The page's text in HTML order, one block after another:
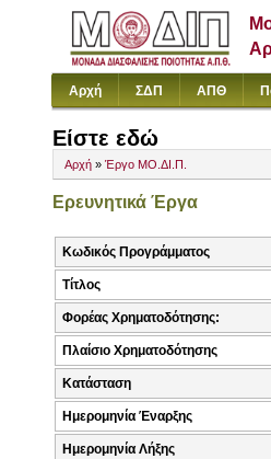
Αρχή ΣΔΠ ΑΠΘ
Είστε εδώ
Αρχή » Έργο ΜΟ.ΔΙ.Π.
Ερευνητικά Έργα
Κωδικός Προγράμματος
Τίτλος
Φορέας Χρηματοδότησης:
Πλαίσιο Χρηματοδότησης
Κατάσταση
Ημερομηνία Έναρξης
Ημερομηνία Λήξης